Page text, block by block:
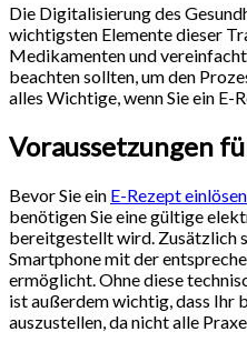
Die Digitalisierung des
wichtigsten Elemente dieser
Medikamenten und
beachten sollten, um den
alles Wichtige, wenn Sie ein E-
Voraussetzungen
Bevor Sie ein E-Rezept einlösen
benötigen Sie eine gültige
bereitgestellt wird. Zusätzlich
Smartphone mit der
ermöglicht. Ohne diese
ist außerdem wichtig, dass Ihr
auszustellen, da nicht alle